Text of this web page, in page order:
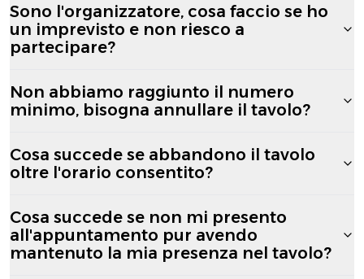
Sono l'organizzatore, cosa faccio se ho
un imprevisto e non riesco a
partecipare?
Non abbiamo raggiunto il numero
minimo, bisogna annullare il tavolo?
Cosa succede se abbandono il tavolo
oltre l'orario consentito?
Cosa succede se non mi presento
all'appuntamento pur avendo
mantenuto la mia presenza nel tavolo?